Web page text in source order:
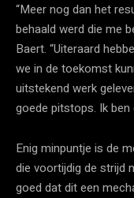
“Meer nog dan het
behaald werd die me
Baert. “Uiteraard
we in de toekomst
uitstekend werk
goede pitstops. Ik
Enig minpuntje is de
die voortijdig de strijd
goed dat dit een